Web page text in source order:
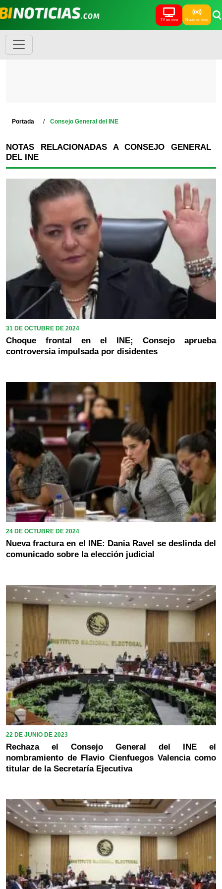
TV en vivo Radio en vivo
Portada Consejo General del INE
NOTAS RELACIONADAS A CONSEJO GENERAL
DEL INE
31 DE OCTUBRE DE 2024
Choque frontal en el INE; Consejo aprueba
controversia impulsada por disidentes
24 DE OCTUBRE DE 2024
Nueva fractura en el INE: Dania Ravel se deslinda del
comunicado sobre la elección judicial
22 DE JUNIO DE 2023
Rechaza el Consejo General del INE el
nombramiento de Flavio Cienfuegos Valencia como
titular de la Secretaría Ejecutiva